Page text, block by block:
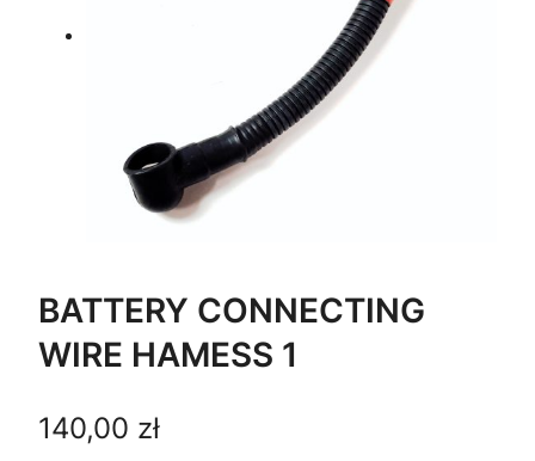
BATTERY CONNECTING
WIRE HAMESS 1
140,00 zł